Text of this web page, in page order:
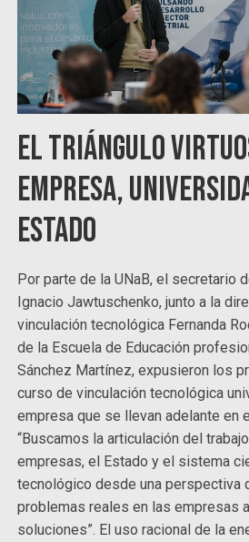
El triángulo
empresa,
Estado
Por parte de la UNaB, el secretario
Ignacio Jawtuschenko, junto a la
vinculación tecnológica Fernanda
de la Escuela de Educación
Sánchez Martínez, expusieron los
curso de vinculación tecnológica
empresa que se llevan adelante en
“Buscamos la articulación del
empresas, el Estado y el sistema
tecnológico desde una perspectiva
problemas reales en las empresas
soluciones”. El uso racional de la